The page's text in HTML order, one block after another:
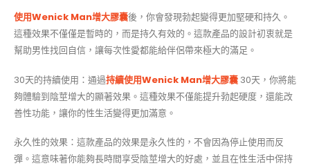
使用Wenick Man增大膠囊後，你會發現勃起變得更加堅硬和持久。
這種效果不僅僅是暫時的，而是持久有效的。這款產品的設計初衷就是
幫助男性找回自信，讓每次性愛都能給伴侶帶來極大的滿足。
30天的持續使用：通過持續使用Wenick Man增大膠囊 30天，你將能
夠體驗到陰莖增大的顯著效果。這種效果不僅能提升勃起硬度，還能改
善性功能，讓你的性生活變得更加滿意。
永久性的效果：這款產品的效果是永久性的，不會因為停止使用而反
彈。這意味著你能夠長時間享受陰莖增大的好處，並且在性生活中保持